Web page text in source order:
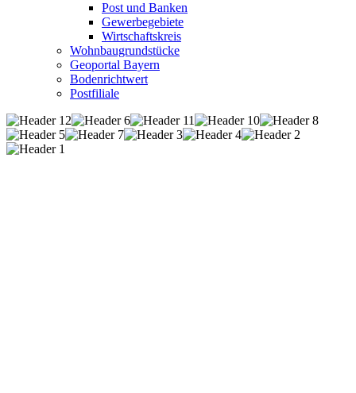
Post und Banken
Gewerbegebiete
Wirtschaftskreis
Wohnbaugrundstücke
Geoportal Bayern
Bodenrichtwert
Postfiliale